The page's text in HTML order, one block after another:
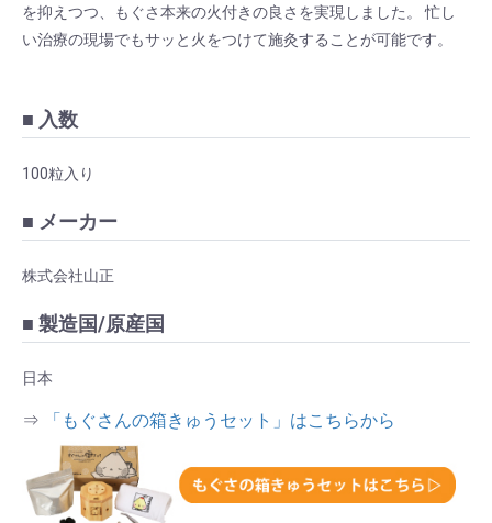
を抑えつつ、もぐさ本来の火付きの良さを実現しました。 忙し
い治療の現場でもサッと火をつけて施灸することが可能です。
■ 入数
100粒入り
■ メーカー
株式会社山正
■ 製造国/原産国
日本
⇒ 「もぐさんの箱きゅうセット」はこちらから